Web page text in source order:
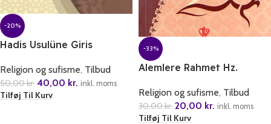
-20%
Hadis Usulüne Giris
Religion og sufisme, Tilbud
50,00kr. 40,00 kr. inkl. moms
Tilføj Til Kurv
-33%
Alemlere Rahmet Hz.
Religion og sufisme, Tilbud
30,00kr. 20,00 kr. inkl. moms
Tilføj Til Kurv